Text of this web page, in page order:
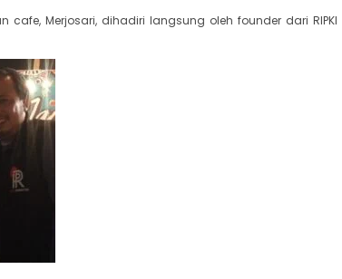
Merjosari, dihadiri langsung oleh founder dari RIPKI